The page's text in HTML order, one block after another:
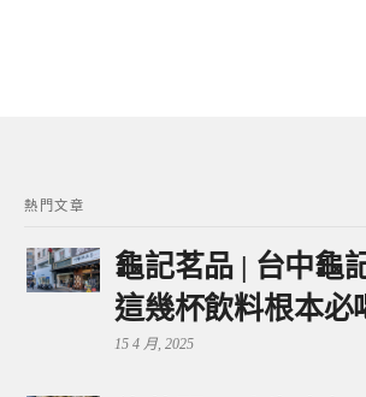
熱門文章
龜記茗品 | 台中龜
這幾杯飲料根本必
15 4 月, 2025